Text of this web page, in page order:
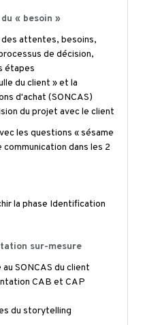
« besoin »
attentes, besoins,
de décision,
étapes
du client » et la
d'achat (SONCAS)
du projet avec le client
les questions « sésame
dans les 2
la phase Identification
sur-mesure
SONCAS du client
CAB et CAP
du storytelling